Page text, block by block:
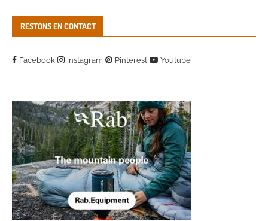
RESTONS EN CONTACT
Facebook Instagram Pinterest Youtube